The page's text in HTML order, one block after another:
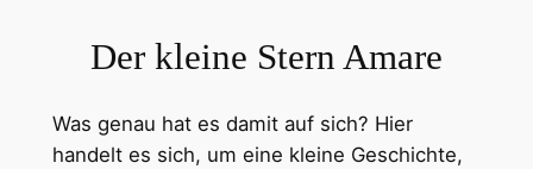
Der kleine Stern Amare
Was genau hat es damit auf sich? Hier
handelt es sich, um eine kleine Geschichte,